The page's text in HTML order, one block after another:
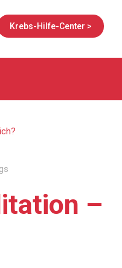
Krebs-Hilfe-Center >
–